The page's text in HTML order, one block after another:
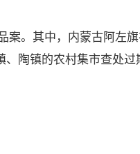
。其中，内蒙古阿左
陶镇的农村集市查处